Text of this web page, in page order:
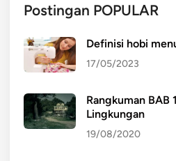
Postingan POPULAR
Definisi hobi
17/05/2023
Rangkuman BAB
Lingkungan
19/08/2020